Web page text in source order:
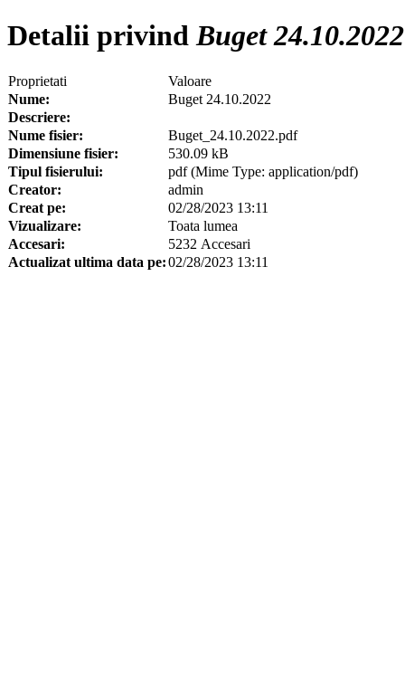
Detalii privindBuget 24.10.2022
Proprietati
Valoare
Nume:
Buget 24.10.2022
Descriere:
Nume fisier:
Buget_24.10.2022.pdf
Dimensiune fisier:
530.09 kB
Tipul fisierului:
pdf (Mime Type: application/pdf)
Creator:
admin
Creat pe:
02/28/2023 13:11
Vizualizare:
Toata lumea
Accesari:
5232 Accesari
Actualizat ultima data pe:02/28/2023 13:11